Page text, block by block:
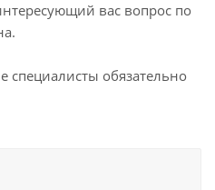
вас вопрос по
обязательно